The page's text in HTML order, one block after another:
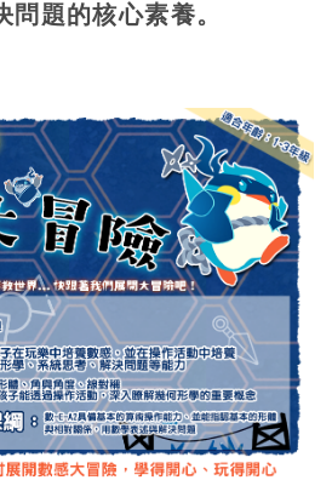
題的核心素養。